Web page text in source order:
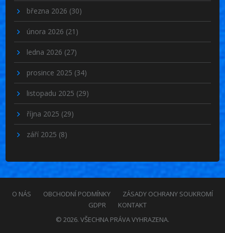
března 2026 (30)
února 2026 (21)
ledna 2026 (27)
prosince 2025 (34)
listopadu 2025 (29)
října 2025 (29)
září 2025 (8)
O NÁS OBCHODNÍ PODMÍNKY
ZÁSADY OCHRANY SOUKROMÍ
GDPR
KONTAKT
© 2026. VŠECHNA PRÁVA VYHRAZENA.